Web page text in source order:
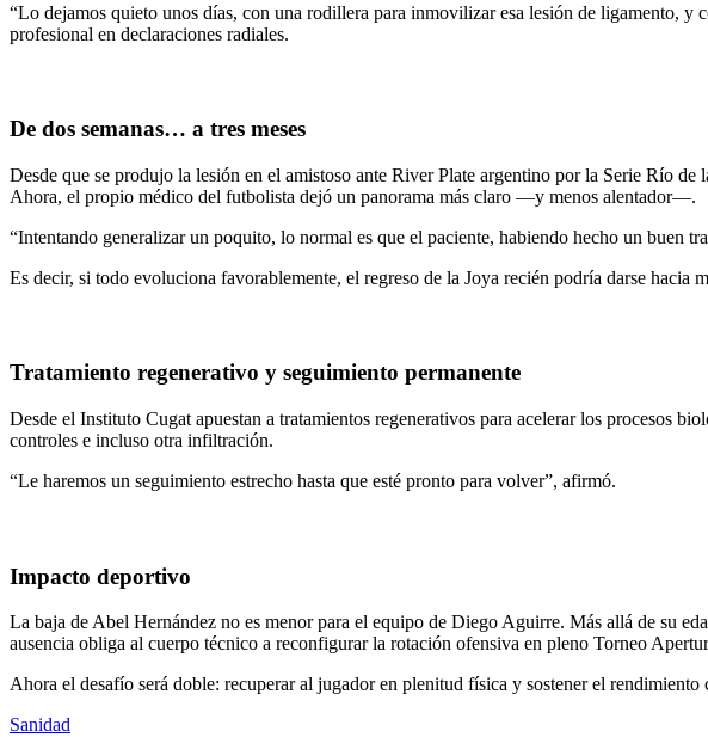
“Lo dejamos quieto unos días, con una rodillera para inmovilizar esa lesión de ligamento, y
profesional en declaraciones radiales.
De dos semanas… a tres meses
Desde que se produjo la lesión en el amistoso ante River Plate argentino por la Serie Río
Ahora, el propio médico del futbolista dejó un panorama más claro —y menos alentador—.
“Intentando generalizar un poquito, lo normal es que el paciente, habiendo hecho un buen
Es decir, si todo evoluciona favorablemente, el regreso de la Joya recién podría darse hacia
Tratamiento regenerativo y seguimiento permanente
Desde el Instituto Cugat apuestan a tratamientos regenerativos para acelerar los procesos
controles e incluso otra infiltración.
“Le haremos un seguimiento estrecho hasta que esté pronto para volver”, afirmó.
Impacto deportivo
La baja de Abel Hernández no es menor para el equipo de Diego Aguirre. Más allá de su
ausencia obliga al cuerpo técnico a reconfigurar la rotación ofensiva en pleno Torneo
Ahora el desafío será doble: recuperar al jugador en plenitud física y sostener el rendimiento
Sanidad